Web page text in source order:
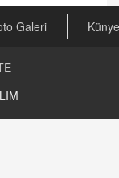
Galeri Künye